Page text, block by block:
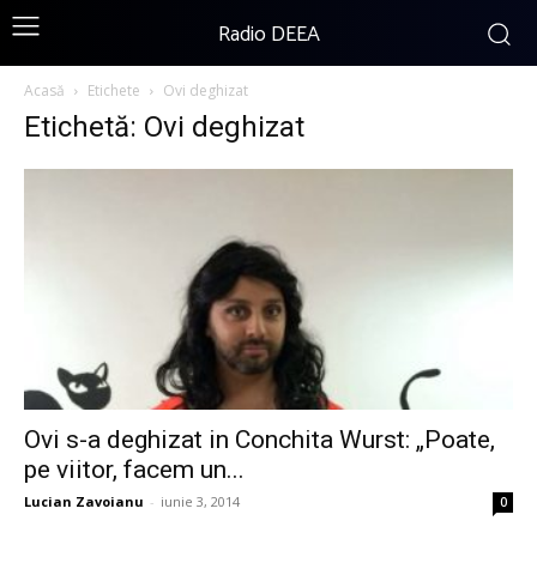
Radio DEEA
Acasă Etichete Ovi deghizat
Etichetă: Ovi deghizat
Ovi s-a deghizat in Conchita Wurst: „Poate,
pe viitor, facem un...
Lucian Zavoianu - iunie 3, 2014 0